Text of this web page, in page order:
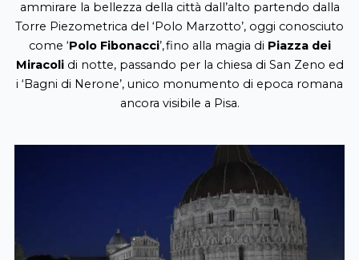
ammirare la bellezza della città dall’alto partendo dalla
Torre Piezometrica del ‘Polo Marzotto’, oggi conosciuto
come ‘Polo Fibonacci’, fino alla magia di Piazza dei
Miracolidi notte, passando per la chiesa di San Zeno ed
i ‘Bagni di Nerone’, unico monumento di epoca romana
ancora visibile a Pisa.